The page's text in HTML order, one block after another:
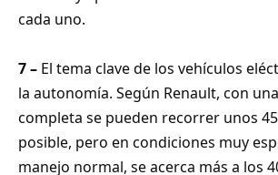
cada uno.
7 – El tema clave de los vehículos
la autonomía. Según Renault, con
completa se pueden recorrer unos
posible, pero en condiciones muy
manejo normal, se acerca más a los